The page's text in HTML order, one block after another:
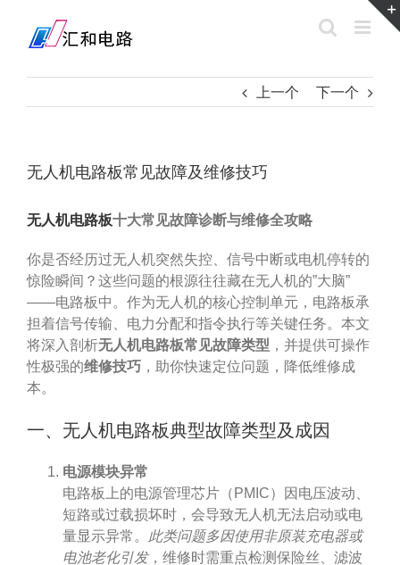
content
上一个 下一个
无人机电路板常见故障及维修技巧
无人机电路板十大常见故障诊断与维修全攻略
你是否经历过无人机突然失控、信号中断或电机停转的
惊险瞬间？这些问题的根源往往藏在无人机的”大脑”
——电路板中。作为无人机的核心控制单元，电路板承
担着信号传输、电力分配和指令执行等关键任务。本文
将深入剖析无人机电路板常见故障类型 ，并提供可操作
性极强的维修技巧 ，助你快速定位问题，降低维修成
本。
一、无人机电路板典型故障类型及成因
电源模块异常
电路板上的电源管理芯片（PMIC）因电压波动、
短路或过载损坏时，会导致无人机无法启动或电
量显示异常。 此类问题多因使用非原装充电器或
电池老化引发，维修时需重点检测保险丝、滤波